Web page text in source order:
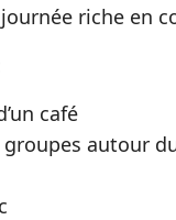
riche en
café
groupes autour